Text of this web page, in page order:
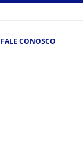
FALE CONOSCO